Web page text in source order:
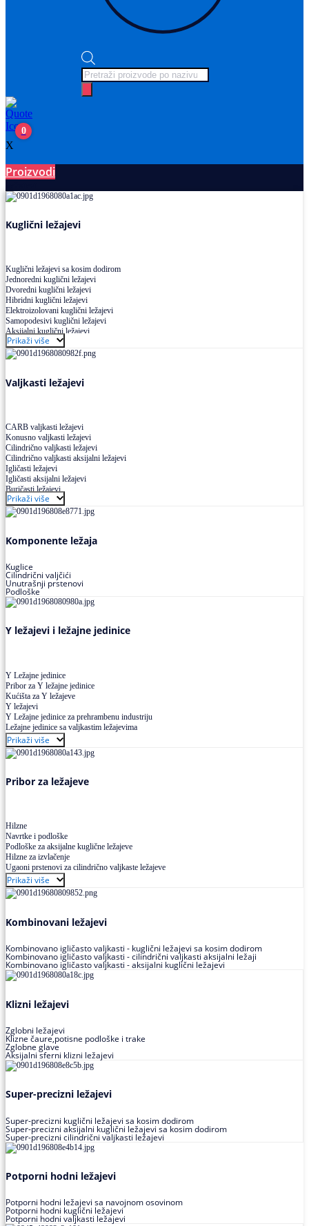
Products
search
0
X
Proizvodi
Kuglični ležajevi
Kuglični ležajevi sa kosim dodirom
Jednoredni kuglični ležajevi
Dvoredni kuglični ležajevi
Hibridni kuglični ležajevi
Elektroizolovani kuglični ležajevi
Samopodesivi kuglični ležajevi
Aksijalni kuglični ležajevi
Kuglični ležajevi od nerđajućeg čelika
Prikaži više
Valjkasti ležajevi
CARB valjkasti ležajevi
Konusno valjkasti ležajevi
Cilindrično valjkasti ležajevi
Cilindrično valjkasti aksijalni ležajevi
Igličasti ležajevi
Igličasti aksijalni ležajevi
Buričasti ležajevi
Buričasti zaptiveni ležajevi
Buričasti aksijalni ležajevi
Prikaži više
Komponente ležaja
Kuglice
Cilindrični valjčići
Unutrašnji prstenovi
Podloške
Y ležajevi i ležajne jedinice
Y Ležajne jedinice
Pribor za Y ležajne jedinice
Kućišta za Y ležajeve
Y ležajevi
Y Ležajne jedinice za prehrambenu industriju
Ležajne jedinice sa valjkastim ležajevima
Prikaži više
Pribor za ležajeve
Hilzne
Navrtke i podloške
Podloške za aksijalne kuglične ležajeve
Hilzne za izvlačenje
Ugaoni prstenovi za cilindrično valjkaste ležajeve
Prikaži više
Kombinovani ležajevi
Kombinovano igličasto valjkasti - kuglični ležajevi sa kosim dodirom
Kombinovano igličasto valjkasti - cilindrični valjkasti aksijalni ležaji
Kombinovano igličasto valjkasti - aksijalni kuglični ležajevi
Klizni ležajevi
Zglobni ležajevi
Klizne čaure,potisne podloške i trake
Zglobne glave
Aksijalni sferni klizni ležajevi
Super-precizni ležajevi
Super-precizni kuglični ležajevi sa kosim dodirom
Super-precizni aksijalni kuglični ležajevi sa kosim dodirom
Super-precizni cilindrični valjkasti ležajevi
Potporni hodni ležajevi
Potporni hodni ležajevi sa navojnom osovinom
Potporni hodni kuglični ležajevi
Potporni hodni valjkasti ležajevi